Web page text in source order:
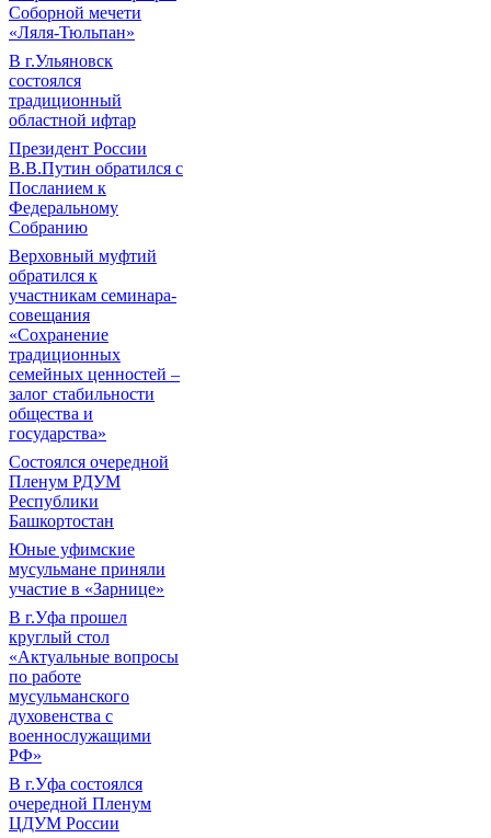
Соборной мечети
«Ляля-Тюльпан»
В г.Ульяновск
состоялся
традиционный
областной ифтар
Президент России
В.В.Путин обратился с
Посланием к
Федеральному
Собранию
Верховный муфтий
обратился к
участникам семинара-
совещания
«Сохранение
традиционных
семейных ценностей –
залог стабильности
общества и
государства»
Состоялся очередной
Пленум РДУМ
Республики
Башкортостан
Юные уфимские
мусульмане приняли
участие в «Зарнице»
В г.Уфа прошел
круглый стол
«Актуальные вопросы
по работе
мусульманского
духовенства с
военнослужащими
РФ»
В г.Уфа состоялся
очередной Пленум
ЦДУМ России